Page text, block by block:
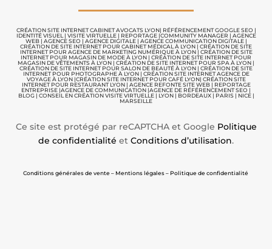
CRÉATION SITE INTERNET CABINET AVOCATS LYON| RÉFÉRENCEMENT GOOGLE SEO |
IDENTITÉ VISUEL| VISITE VIRTUELLE| REPORTAGE |COMMUNITY MANAGER | AGENCE
WEB| AGENCE SEO | AGENCE DIGITALE| AGENCE COMMUNICATIONDIGITALE |
CRÉATION DE SITE INTERNET POUR CABINET MÉDICAL À LYON | CRÉATION DE SITE
INTERNET POUR AGENCE DE MARKETING NUMÉRIQUE À LYON| CRÉATION DE SITE
INTERNET POUR MAGASIN DE MODE À LYON | CRÉATION DE SITE INTERNET POUR
MAGASIN DE VÊTEMENTS À LYON | CRÉATION DE SITE INTERNET POUR SPA À LYON |
CRÉATION DE SITE INTERNET POUR SALON DE BEAUTÉ À LYON | CRÉATION DE SITE
INTERNET POUR PHOTOGRAPHE À LYON| CRÉATION SITE INTERNET AGENCE DE
VOYAGE À LYON|CRÉATION SITE INTERNET POUR CAFÉ LYON| CRÉATION SITE
INTERNET POUR RESTAURANT LYON| AGENCE REFONTE SITE WEB| REPORTAGE
ENTREPRISE |AGENCE DE COMMUNICATION |AGENCE DE RÉFÉRENCEMENT SEO |
BLOG| CONSEIL EN CRÉATION VISITE VIRTUELLE| LYON | BORDEAUX | PARIS | NICE |
MARSEILLE
Ce site est protégé par reCAPTCHA et Google Politique
de confidentialité et Conditions d’utilisation.
Conditions générales de vente – Mentions légales – Politique de confidentialité